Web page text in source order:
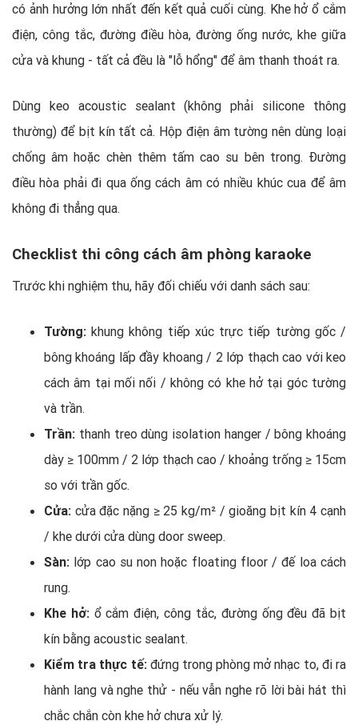
có ảnh hưởng lớn nhất đến kết quả cuối cùng. Khe hở ổ cắm
điện, công tắc, đường điều hòa, đường ống nước, khe giữa
cửa và khung - tất cả đều là "lỗ hổng" để âm thanh thoát ra.
Dùng keo acoustic sealant (không phải silicone thông
thường) để bịt kín tất cả. Hộp điện âm tường nên dùng loại
chống âm hoặc chèn thêm tấm cao su bên trong. Đường
điều hòa phải đi qua ống cách âm có nhiều khúc cua để âm
không đi thẳng qua.
Checklist thi công cách âm phòng karaoke
Trước khi nghiệm thu, hãy đối chiếu với danh sách sau:
Tường: khung không tiếp xúc trực tiếp tường gốc /
bông khoáng lấp đầy khoang / 2 lớp thạch cao với keo
cách âm tại mối nối / không có khe hở tại góc tường
và trần.
Trần: thanh treo dùng isolation hanger / bông khoáng
dày ≥ 100mm / 2 lớp thạch cao / khoảng trống ≥ 15cm
so với trần gốc.
Cửa: cửa đặc nặng ≥ 25 kg/m² / gioăng bịt kín 4 cạnh
/ khe dưới cửa dùng door sweep.
Sàn: lớp cao su non hoặc floating floor / đế loa cách
rung.
Khe hở:ổ cắm điện, công tắc, đường ống đều đã bịt
kín bằng acoustic sealant.
Kiểm tra thực tế:đứng trong phòng mở nhạc to, đi ra
hành lang và nghe thử - nếu vẫn nghe rõ lời bài hát thì
chắc chắn còn khe hở chưa xử lý.